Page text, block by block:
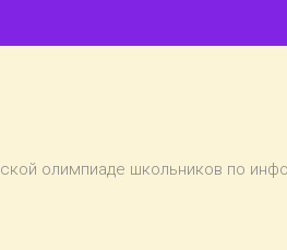
олимпиаде школьников по